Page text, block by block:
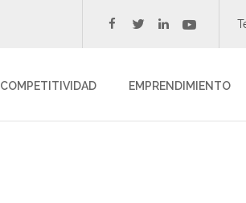
facebook
twitterlinkedinyoutube
COMPETITIVIDAD EMPRENDIMIENTO